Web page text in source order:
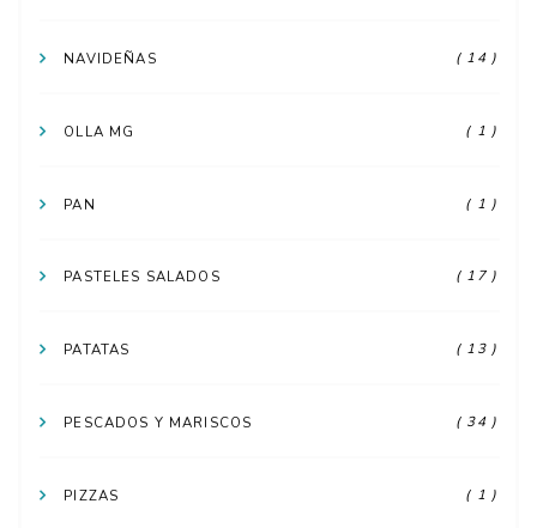
NAVIDEÑAS ( 14 )
OLLA MG ( 1 )
PAN ( 1 )
PASTELES SALADOS ( 17 )
PATATAS ( 13 )
PESCADOS Y MARISCOS ( 34 )
PIZZAS ( 1 )